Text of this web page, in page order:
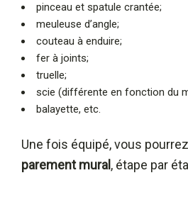
pinceau et spatule crantée;
meuleuse d’angle;
couteau à enduire;
fer à joints;
truelle;
scie (différente en fonction du
balayette, etc.
Une fois équipé, vous
parement mural , étape par